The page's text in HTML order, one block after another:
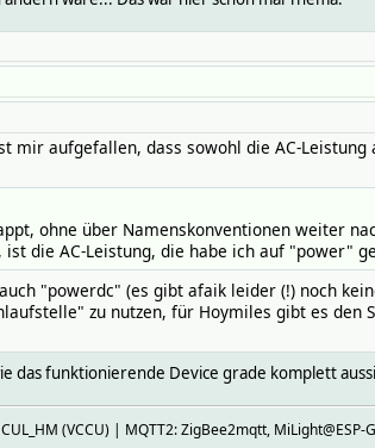
mir aufgefallen, dass sowohl die AC-
ohne über Namenskonventionen weiter
die AC-Leistung, die habe ich auf "power"
"powerdc" (es gibt afaik leider (!) noch
zu nutzen, für Hoymiles gibt es den
das funktionierende Device grade komplett
(VCCU) | MQTT2: ZigBee2mqtt,